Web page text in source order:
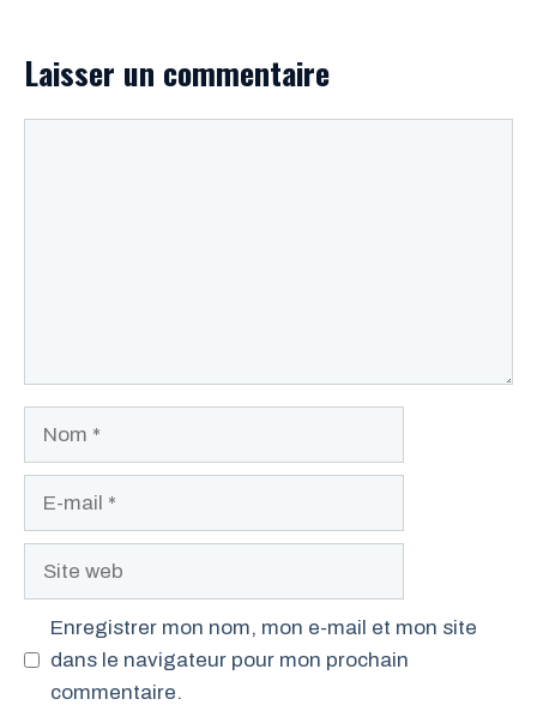
Laisser un commentaire
Site
Enregistrer mon nom, mon e-mail et mon site
dans le navigateur pour mon prochain
commentaire.